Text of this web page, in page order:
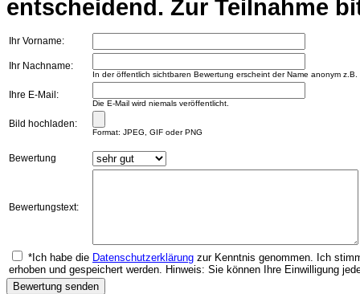
entscheidend. Zur Teilnahme
Ihr Vorname:
Ihr Nachname:
In der öffentlich sichtbaren Bewertung erscheint der Name anonym
Ihre E-Mail:
Die E-Mail wird niemals veröffentlicht.
Bild hochladen:
Format: JPEG, GIF oder PNG
Bewertung
Bewertungstext:
*Ich habe die Datenschutzerklärung zur Kenntnis genommen. Ich
erhoben und gespeichert werden. Hinweis: Sie können Ihre Einwilligung